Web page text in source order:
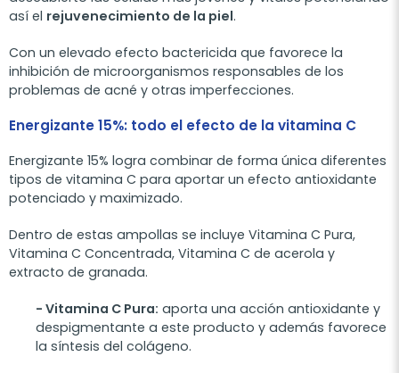
así el rejuvenecimiento de la piel.
Con un elevado efecto bactericida que favorece la
inhibición de microorganismos responsables de los
problemas de acné y otras imperfecciones.
Energizante 15%: todo el efecto de la vitamina C
Energizante 15% logra combinar de forma única diferentes
tipos de vitamina C para aportar un efecto antioxidante
potenciado y maximizado.
Dentro de estas ampollas se incluye Vitamina C Pura,
Vitamina C Concentrada, Vitamina C de acerola y
extracto de granada.
- Vitamina C Pura: aporta una acción antioxidante y
despigmentante a este producto y además favorece
la síntesis del colágeno.